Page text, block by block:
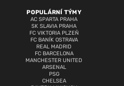
POPULÁRNÍ TÝMY
AC SPARTA PRAHA
SK SLAVIA PRAHA
FC VIKTORIA PLZEŇ
FC BANÍK OSTRAVA
REAL MADRID
FC BARCELONA
MANCHESTER UNITED
ARSENAL
PSG
CHELSEA